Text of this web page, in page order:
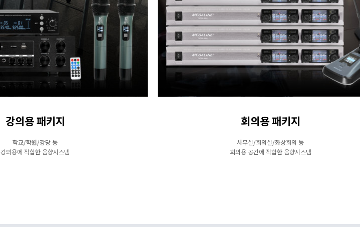
강의용 패키지
학교/학원/강당 등
강의용에 적합한 음향시스템
회의용 패키지
사무실/회의실/화상회의 등
회의용 공간에 적합한 음향시스템